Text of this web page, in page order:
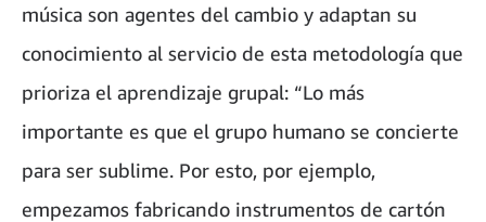
música son agentes del cambio y adaptan su
conocimiento al servicio de esta metodología que
prioriza el aprendizaje grupal: “Lo más
importante es que el grupo humano se concierte
para ser sublime. Por esto, por ejemplo,
empezamos fabricando instrumentos de cartón